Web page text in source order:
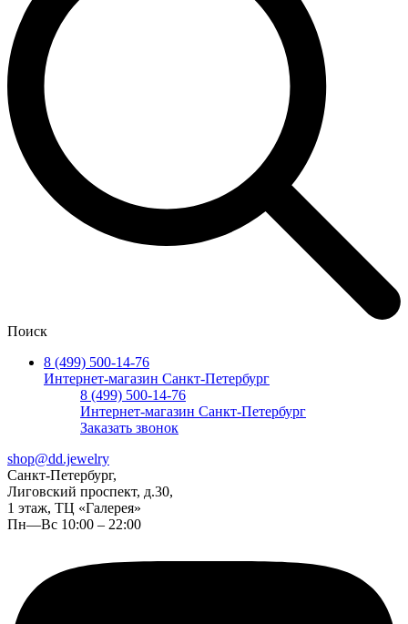
Поиск
8 (499) 500-14-76
Интернет-магазин Санкт-Петербург
8 (499) 500-14-76
Интернет-магазин Санкт-Петербург
Заказать звонок
shop@dd.jewelry
Санкт-Петербург,
Лиговский проспект, д.30,
1 этаж, ТЦ «Галерея»
Пн—Вс 10:00 – 22:00